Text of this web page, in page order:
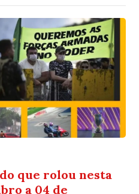
que rolou nesta
a 04 de